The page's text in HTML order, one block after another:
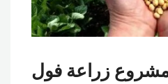
زراعة فول